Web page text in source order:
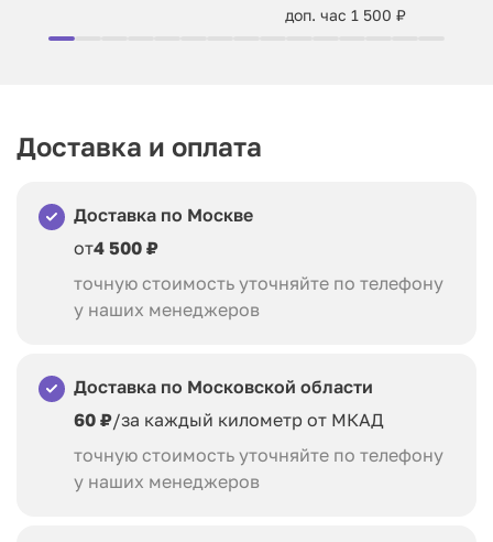
доп. час 1 500 ₽
Доставка и оплата
Доставка по Москве
от4 500 ₽
точную стоимость уточняйте по телефону
у наших менеджеров
Доставка по Московской области
60 ₽/за каждый километр от МКАД
точную стоимость уточняйте по телефону
у наших менеджеров